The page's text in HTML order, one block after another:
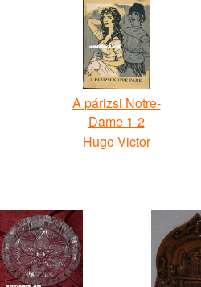
A párizsi Notre-
Dame 1-2
Hugo Victor